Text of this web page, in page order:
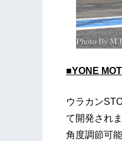
■YONE
ウラカン
て開発され
角度調節可